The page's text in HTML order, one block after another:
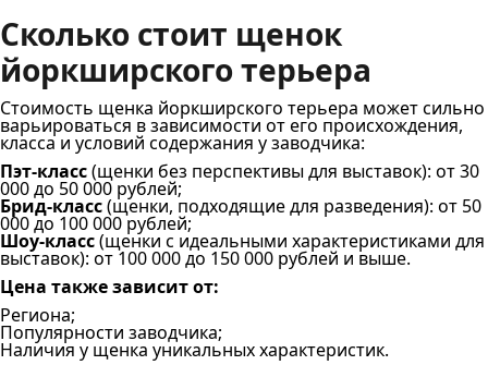
Сколько стоит щенок
йоркширского терьера
Стоимость щенка йоркширского терьера может сильно
варьироваться в зависимости от его происхождения,
класса и условий содержания у заводчика:
Пэт-класс(щенки без перспективы для выставок): от 30
000 до 50 000 рублей;
Брид-класс(щенки, подходящие для разведения): от 50
000 до 100 000 рублей;
Шоу-класс(щенки с идеальными характеристиками для
выставок): от 100 000 до 150 000 рублей и выше.
Цена также зависит от:
Региона;
Популярности заводчика;
Наличия у щенка уникальных характеристик.